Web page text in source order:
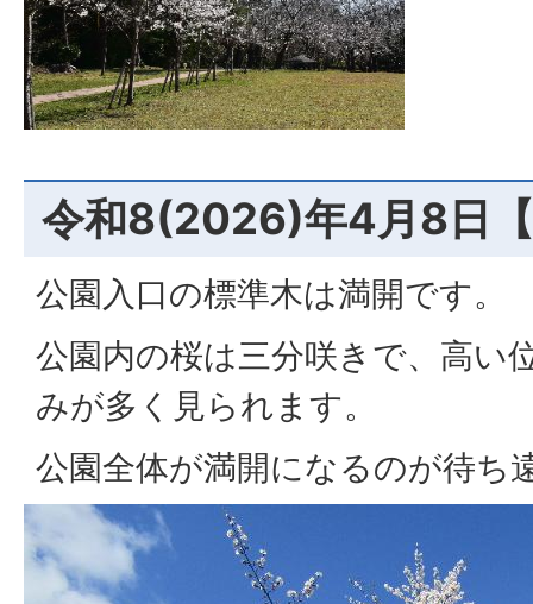
令和8(2026)年4月8日
公園入口の標準木は満開です。
公園内の桜は三分咲きで、高い
みが多く見られます。
公園全体が満開になるのが待ち